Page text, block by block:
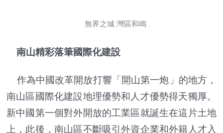
無界之城 灣區和鳴
南山精彩落筆國際化建設
作為中國改革開放打響「開山第一炮」的地方，
南山區國際化建設地理優勢和人才優勢得天獨厚。
新中國第一個對外開放的工業區就誕生在這片土地
上，此後，南山區不斷吸引外資企業和外籍人才入